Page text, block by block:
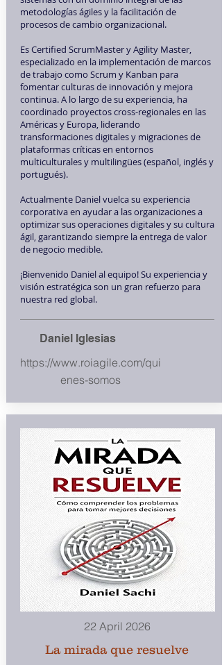
metodologías ágiles y la facilitación de
procesos de cambio organizacional.
Es Certified ScrumMaster y Agility Master,
especializado en la implementación de marcos
de trabajo como Scrum y Kanban para
fomentar culturas de innovación y mejora
continua. A lo largo de su experiencia, ha
coordinado proyectos cross-regionales en las
Américas y Europa, liderando
transformaciones digitales y migraciones de
plataformas críticas en entornos
multiculturales y multilingües (español, inglés y
portugués).
Actualmente Daniel vuelca su experiencia
corporativa en ayudar a las organizaciones a
optimizar sus operaciones digitales y su cultura
ágil, garantizando siempre la entrega de valor
de negocio medible.
¡Bienvenido Daniel al equipo! Su experiencia y
visión estratégica son un gran refuerzo para
nuestra red global.
Daniel Iglesias
https://www.roiagile.com/qui
enes-somos
22 April 2026
La mirada que resuelve